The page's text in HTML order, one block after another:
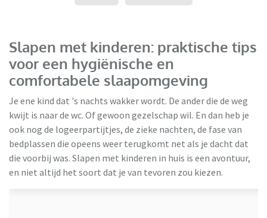
HBeds
Slapen met kinderen: praktische tips
voor een hygiënische en
comfortabele slaapomgeving
Je ene kind dat 's nachts wakker wordt. De ander die de weg
kwijt is naar de wc. Of gewoon gezelschap wil. En dan heb je
ook nog de logeerpartijtjes, de zieke nachten, de fase van
bedplassen die opeens weer terugkomt net als je dacht dat
die voorbij was. Slapen met kinderen in huis is een avontuur,
en niet altijd het soort dat je van tevoren zou kiezen.